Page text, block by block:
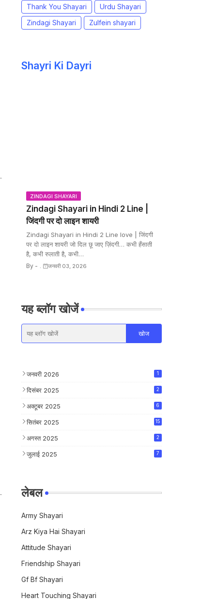
Thank You Shayari
Urdu Shayari
Zindagi Shayari
Zulfein shayari
Shayri Ki Dayri
ZINDAGI SHAYARI
Zindagi Shayari in Hindi 2 Line |
जिंदगी पर दो लाइन शायरी
Zindagi Shayari in Hindi 2 Line love | जिंदगी
पर दो लाइन शायरी जो दिल छू जाए ज़िंदगी… कभी हँसाती
है, कभी रुलाती है, कभी…
By - जनवरी 03, 2026
यह ब्लॉग खोजें
जनवरी 2026 1
दिसंबर 2025 2
अक्टूबर 2025 6
सितंबर 2025 15
अगस्त 2025 2
जुलाई 2025 7
लेबल
Army Shayari
Arz Kiya Hai Shayari
Attitude Shayari
Friendship Shayari
Gf Bf Shayari
Heart Touching Shayari